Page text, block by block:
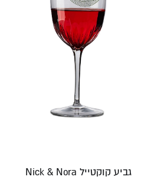
גביע קוקטייל Nick & Nora